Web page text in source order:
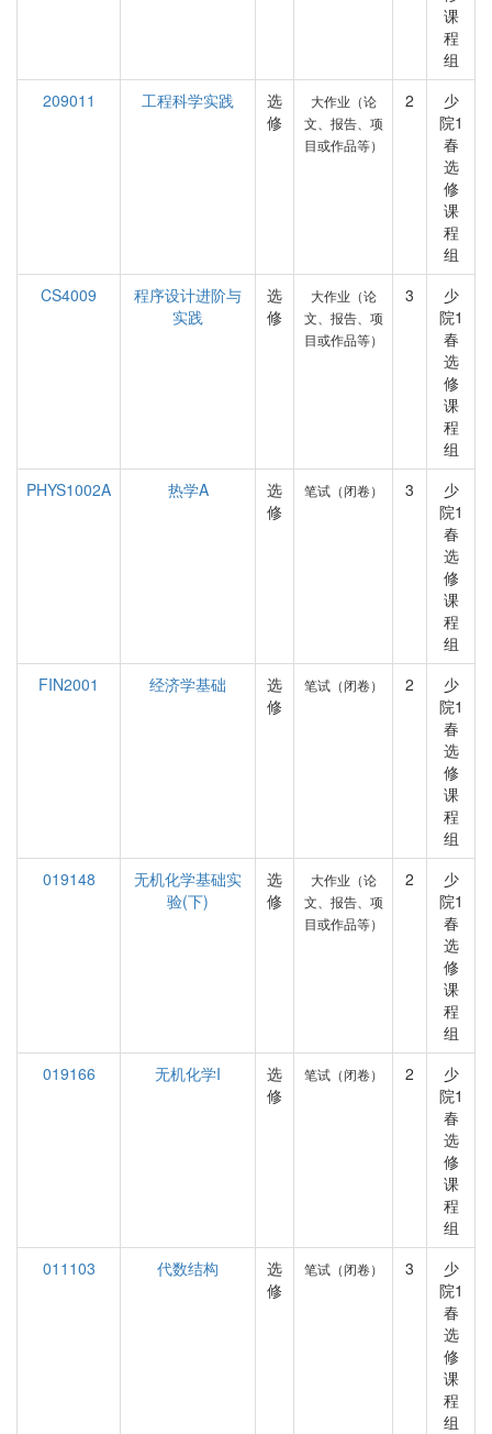
课
程
组
209011
工程科学实践
选
修
大作业（论
文、报告、项
目或作品等）
2
少
院1
春
选
修
课
程
组
CS4009
程序设计进阶与
实践
选
修
大作业（论
文、报告、项
目或作品等）
3
少
院1
春
选
修
课
程
组
PHYS1002A
热学A
选
修
笔试（闭卷） 3
少
院1
春
选
修
课
程
组
FIN2001
经济学基础
选
修
笔试（闭卷） 2
少
院1
春
选
修
课
程
组
019148
无机化学基础实
验(下)
选
修
大作业（论
文、报告、项
目或作品等）
2
少
院1
春
选
修
课
程
组
019166
无机化学I
选
修
笔试（闭卷） 2
少
院1
春
选
修
课
程
组
011103
代数结构
选
修
笔试（闭卷） 3
少
院1
春
选
修
课
程
组